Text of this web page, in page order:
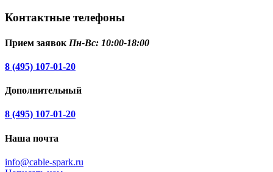
Контактные телефоны
Прием заявок Пн-Вс: 10:00-18:00
8 (495) 107-01-20
Дополнительный
8 (495) 107-01-20
Наша почта
info@cable-spark.ru